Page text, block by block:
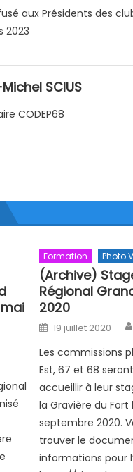
aux Présidents des
2023
SCIUS
CODEP68
Formation Photo
(Archive)
Régional
2020
Posted on
19 juillet 2020
Les commissions
Est, 67 et 68
accueillir à leur
la Gravière du Fort
septembre 2020.
trouver le
informations pour